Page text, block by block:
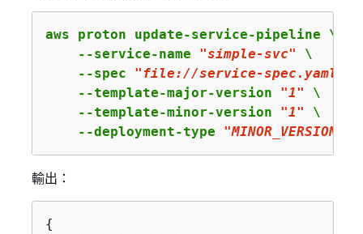
aws proton update-service-pipeline \
    --service-name
"simple-svc" \
    --spec
"file://service-spec.yaml"
    --template-major-version
"1" \
    --template-minor-version
"1" \
    --deployment-type
"MINOR_VERSION"
輸出：
{